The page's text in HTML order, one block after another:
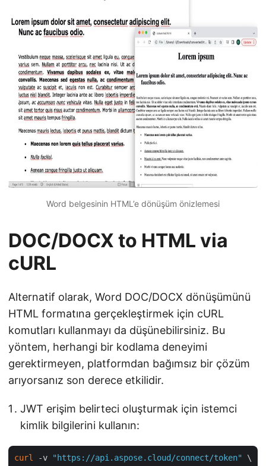
Word belgesinin HTML’e dönüşüm önizlemesi
DOC/DOCX to HTML via
cURL
Alternatif olarak, Word DOC/DOCX dönüşümünü
HTML formatına gerçekleştirmek için cURL
komutları kullanmayı da düşünebilirsiniz. Bu
yöntem, herhangi bir kodlama deneyimi
gerektirmeyen, platformdan bağımsız bir çözüm
arıyorsanız son derece etkilidir.
JWT erişim belirteci oluşturmak için istemci
kimlik bilgilerini kullanın:
curl -v "https://api.aspose.cloud/connect/token"
\